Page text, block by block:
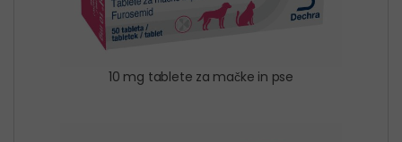
10 mg tablete za mačke in pse